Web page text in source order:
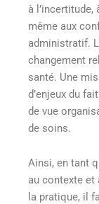
à l’incertitude,
même aux
administratif.
changement
santé. Une
d’enjeux du
de vue
de soins.
Ainsi, en tant
au contexte et
la pratique, il